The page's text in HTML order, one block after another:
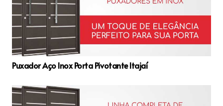
Puxador Aço Inox Porta Pivotante Itajaí